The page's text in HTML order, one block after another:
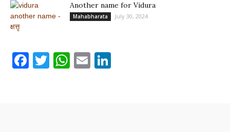
Another name for Vidura
Mahabharata July 30, 2024
Facebook
Twitter
WhatsApp
Email